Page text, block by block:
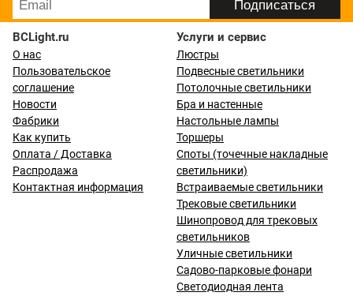
BCLight.ru
О нас
Пользовательское
соглашение
Новости
Фабрики
Как купить
Оплата / Доставка
Распродажа
Контактная информация
Услуги и сервис
Люстры
Подвесные светильники
Потолочные светильники
Бра и настенные
Настольные лампы
Торшеры
Споты (точечные накладные
светильники)
Встраиваемые светильники
Трековые светильники
Шинопровод для трековых
светильников
Уличные светильники
Садово-парковые фонари
Светодиодная лента